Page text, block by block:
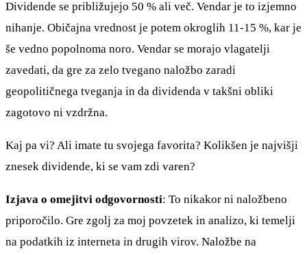
Dividende se približujejo 50 % ali več. Vendar je to izjemno
nihanje. Običajna vrednost je potem okroglih 11-15 %, kar je
še vedno popolnoma noro. Vendar se morajo vlagatelji
zavedati, da gre za zelo tvegano naložbo zaradi
geopolitičnega tveganja in da dividenda v takšni obliki
zagotovo ni vzdržna.
Kaj pa vi? Ali imate tu svojega favorita? Kolikšen je najvišji
znesek dividende, ki se vam zdi varen?
Izjava o omejitvi odgovornosti: To nikakor ni naložbeno
priporočilo. Gre zgolj za moj povzetek in analizo, ki temelji
na podatkih iz interneta in drugih virov. Naložbe na